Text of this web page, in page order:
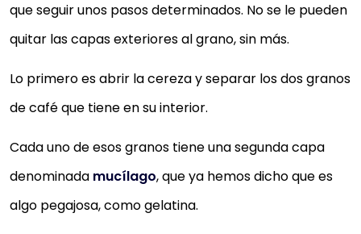
que seguir unos pasos determinados. No se le pueden
quitar las capas exteriores al grano, sin más.
Lo primero es abrir la cereza y separar los dos granos
de café que tiene en su interior.
Cada uno de esos granos tiene una segunda capa
denominada mucílago, que ya hemos dicho que es
algo pegajosa, como gelatina.